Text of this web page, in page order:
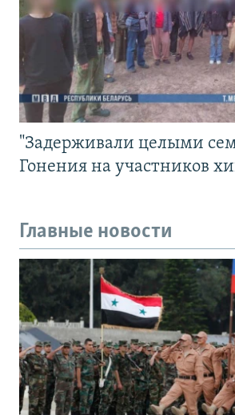
"Задерживали целыми
Гонения на участников
Главные новости